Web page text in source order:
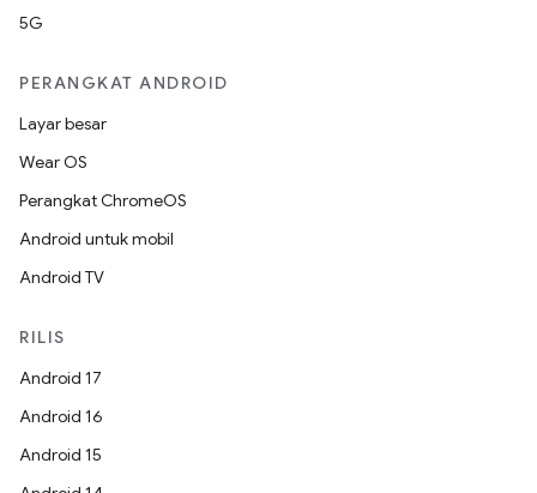
5G
PERANGKAT ANDROID
Layar besar
Wear OS
Perangkat ChromeOS
Android untuk mobil
Android TV
RILIS
Android 17
Android 16
Android 15